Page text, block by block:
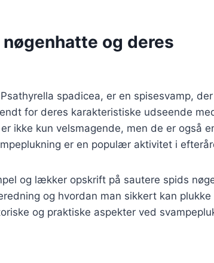
og deres
spadicea, er en spisesvamp,
for deres karakteristiske udseende
ikke kun velsmagende, men de er også
er en populær aktivitet i
og lækker opskrift på sautere spids
og hvordan man sikkert kan plukke
og praktiske aspekter ved